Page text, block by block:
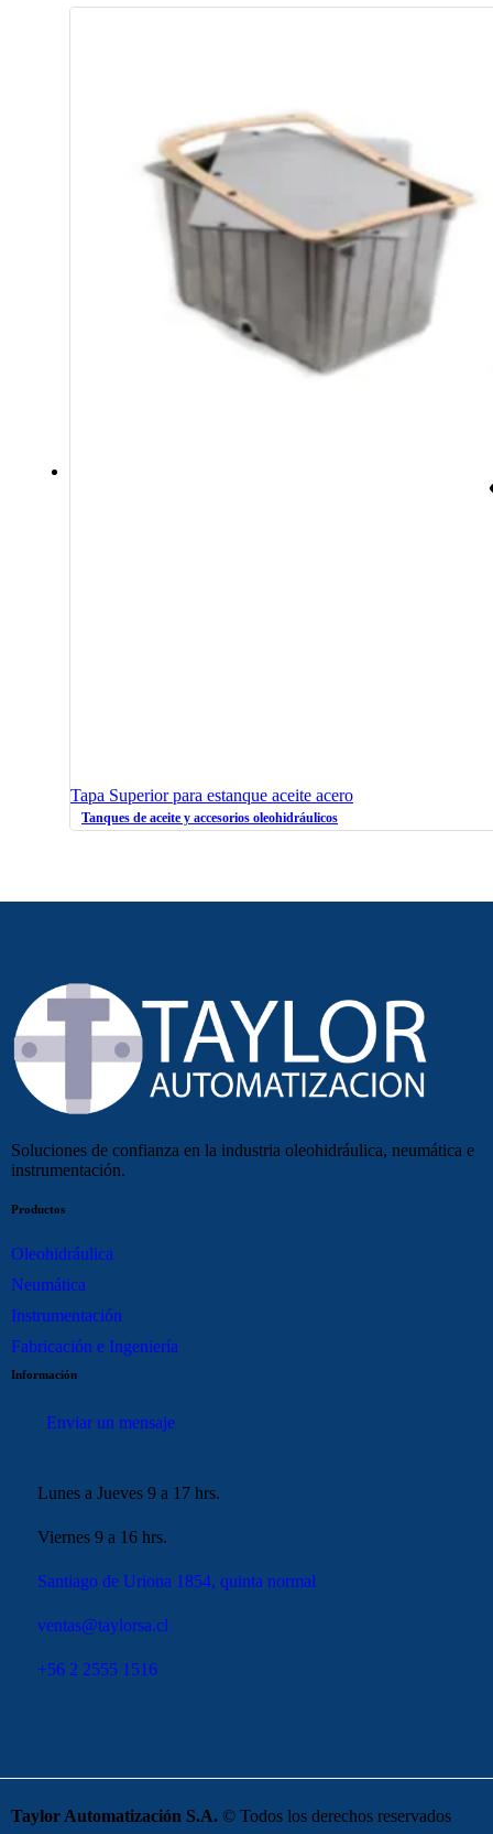
Tapa Superior para estanque aceite acero
Tanques de aceite y accesorios oleohidráulicos
Soluciones de confianza en la industria oleohidráulica, neumática e
instrumentación.
Productos
Oleohidráulica
Neumática
Instrumentación
Fabricación e Ingeniería
Información
Enviar un mensaje
Lunes a Jueves 9 a 17 hrs.
Viernes 9 a 16 hrs.
Santiago de Uriona 1854, quinta normal
ventas@taylorsa.cl
+56 2 2555 1516
Taylor Automatización S.A. © Todos los derechos reservados